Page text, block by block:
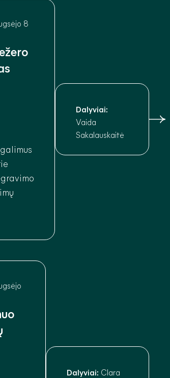
8
Dalyviai:
Vaida
Sakalauskaitė
Dalyviai: Clara